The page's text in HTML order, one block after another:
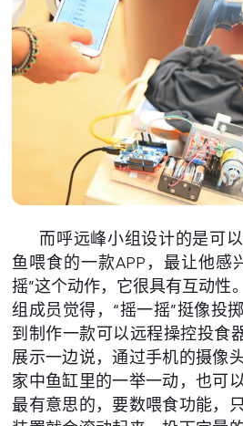
而呼远峰小组设计的是可
鱼喂食的一款APP，最让他感
摇”这个动作，它很具有互动性
组成员觉得，“摇一摇”挺像投
到制作一款可以远程操控投食
展示一边说，通过手机的摄像
家中鱼缸里的一举一动，也可
最有意思的，要数喂食功能，